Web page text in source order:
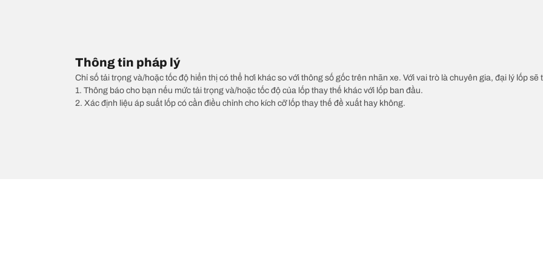
Thông tin pháp lý
Chỉ số tải trọng và/hoặc tốc độ hiển thị có thể hơi khác so với thông số gốc trên nhãn xe. Với vai trò là chuyên gia, đại lý lốp sẽ
1. Thông báo cho bạn nếu mức tải trọng và/hoặc tốc độ của lốp thay thế khác với lốp ban đầu.
2. Xác định liệu áp suất lốp có cần điều chỉnh cho kích cỡ lốp thay thế đề xuất hay không.